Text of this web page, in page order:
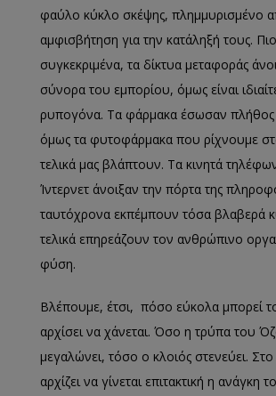
φαύλο κύκλο σκέψης, πλημμυρισμένο
αμφισβήτηση για την κατάληξή τους. Πιο
συγκεκριμένα, τα δίκτυα μεταφοράς
σύνορα του εμπορίου, όμως είναι
ρυπογόνα. Τα φάρμακα έσωσαν
όμως τα φυτοφάρμακα που ρίχνουμε
τελικά μας βλάπτουν. Τα κινητά
Ίντερνετ άνοιξαν την πόρτα της
ταυτόχρονα εκπέμπουν τόσα βλαβερά
τελικά επηρεάζουν τον ανθρώπινο
φύση.
Βλέπουμε, έτσι, πόσο εύκολα μπορεί
αρχίσει να χάνεται. Όσο η τρύπα του
μεγαλώνει, τόσο ο κλοιός στενεύει.
αρχίζει να γίνεται επιτακτική η